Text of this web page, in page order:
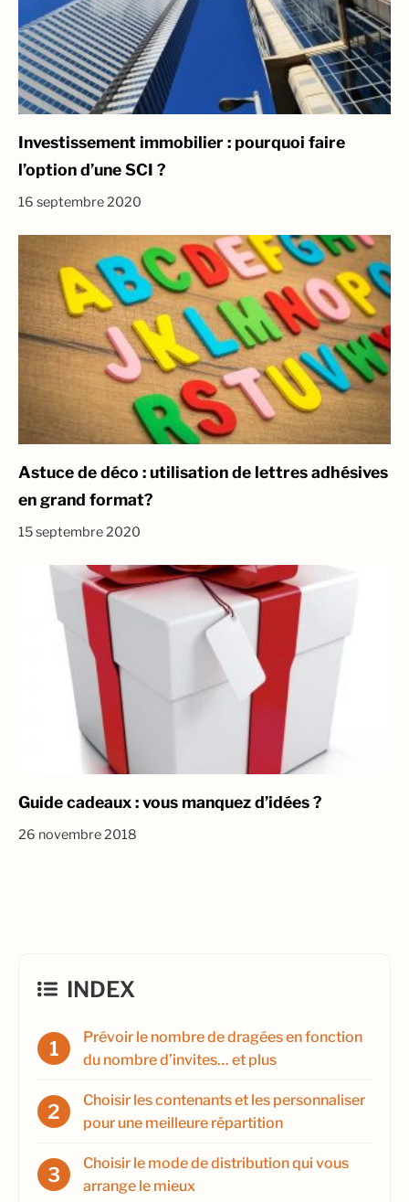
Investissement immobilier : pourquoi faire
l’option d’une SCI ?
16 septembre 2020
Astuce de déco : utilisation de lettres adhésives
en grand format?
15 septembre 2020
Guide cadeaux : vous manquez d’idées ?
26 novembre 2018
INDEX
Prévoir le nombre de dragées en fonction
du nombre d’invites… et plus
Choisir les contenants et les personnaliser
pour une meilleure répartition
Choisir le mode de distribution qui vous
arrange le mieux